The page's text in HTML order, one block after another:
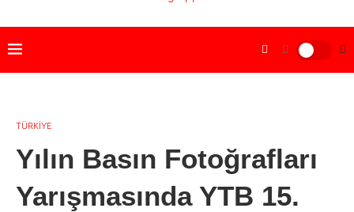
TÜRKİYE
Yılın Basın Fotoğrafları
Yarışmasında YTB 15.